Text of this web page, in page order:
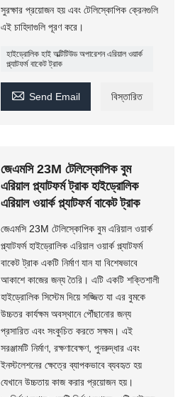
সুরক্ষার প্রয়োজন হয় এবং টেলিস্কোপিক ক্রেনগুলি
এই চাহিদাগুলি পূরণ করে।
হাইড্রোলিক হাই অল্টিটিউড অপারেশন এরিয়াল ওয়ার্ক
প্ল্যাটফর্ম বাকেট ট্রাক
 Send Email বিস্তারিত
জেএমসি 23M টেলিস্কোপিক বুম
এরিয়াল প্ল্যাটফর্ম ট্রাক হাইড্রোলিক
এরিয়াল ওয়ার্ক প্ল্যাটফর্ম বাকেট ট্রাক
জেএমসি 23M টেলিস্কোপিক বুম এরিয়াল ওয়ার্ক
প্ল্যাটফর্ম হাইড্রোলিক এরিয়াল ওয়ার্ক প্ল্যাটফর্ম
বাকেট ট্রাক একটি নির্মাণ যান যা বিশেষভাবে
আকাশে কাজের জন্য তৈরি। এটি একটি শক্তিশালী
হাইড্রোলিক সিস্টেম দিয়ে সজ্জিত যা এর বুমকে
উচ্চতর কার্যক্ষম অবস্থানে পৌঁছানোর জন্য
প্রসারিত এবং সংকুচিত করতে সক্ষম। এই
সরঞ্জামটি নির্মাণ, রক্ষণাবেক্ষণ, পুনরুদ্ধার এবং
ইনস্টলেশনের ক্ষেত্রে ব্যাপকভাবে ব্যবহৃত হয়
যেখানে উচ্চতায় কাজ করার প্রয়োজন হয়।